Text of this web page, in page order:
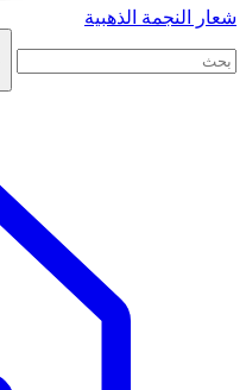
شعار النجمة الذهبية